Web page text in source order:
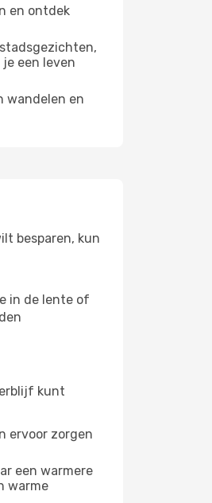
en ontdek
een leven
wandelen en
besparen, kun
in de lente of
kunt
ervoor zorgen
een warmere
warme